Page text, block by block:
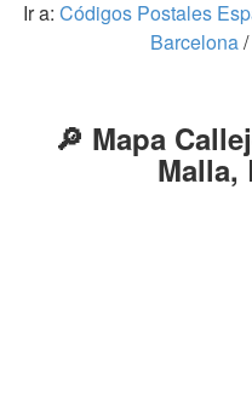
Ir a: Códigos Postales
Barcelona
🔎 Mapa
Malla,